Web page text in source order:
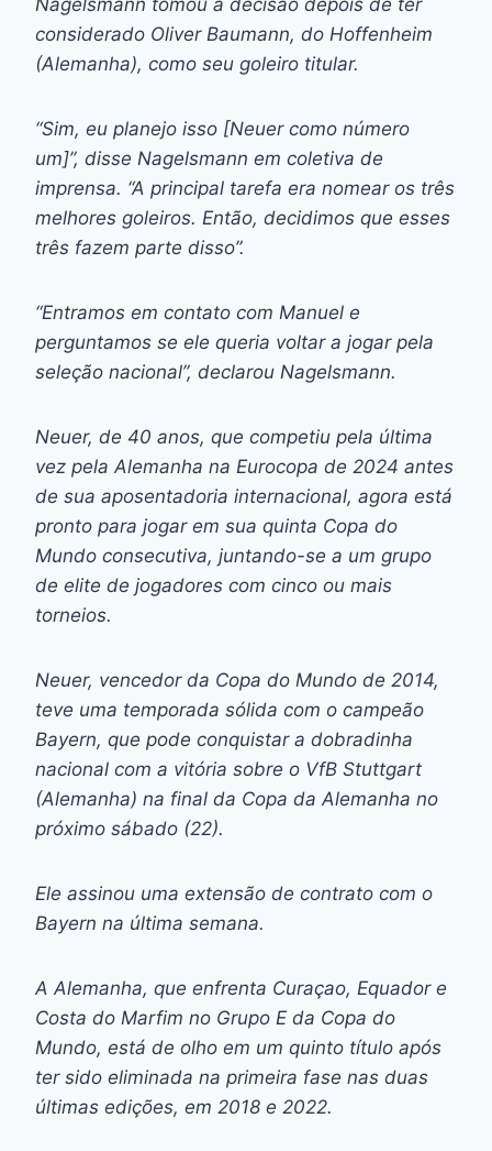
considerado Oliver Baumann, do Hoffenheim
(Alemanha), como seu goleiro titular.
“Sim, eu planejo isso [Neuer como número
um]”, disse Nagelsmann em coletiva de
imprensa. “A principal tarefa era nomear os três
melhores goleiros. Então, decidimos que esses
três fazem parte disso”.
“Entramos em contato com Manuel e
perguntamos se ele queria voltar a jogar pela
seleção nacional”, declarou Nagelsmann.
Neuer, de 40 anos, que competiu pela última
vez pela Alemanha na Eurocopa de 2024 antes
de sua aposentadoria internacional, agora está
pronto para jogar em sua quinta Copa do
Mundo consecutiva, juntando-se a um grupo
de elite de jogadores com cinco ou mais
torneios.
Neuer, vencedor da Copa do Mundo de 2014,
teve uma temporada sólida com o campeão
Bayern, que pode conquistar a dobradinha
nacional com a vitória sobre o VfB Stuttgart
(Alemanha) na final da Copa da Alemanha no
próximo sábado (22).
Ele assinou uma extensão de contrato com o
Bayern na última semana.
A Alemanha, que enfrenta Curaçao, Equador e
Costa do Marfim no Grupo E da Copa do
Mundo, está de olho em um quinto título após
ter sido eliminada na primeira fase nas duas
últimas edições, em 2018 e 2022.